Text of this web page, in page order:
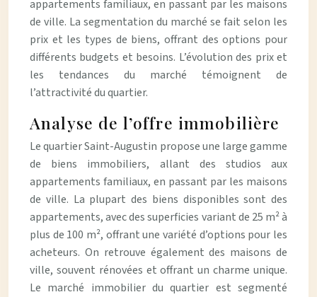
appartements familiaux, en passant par les maisons
de ville. La segmentation du marché se fait selon les
prix et les types de biens, offrant des options pour
différents budgets et besoins. L’évolution des prix et
les tendances du marché témoignent de
l’attractivité du quartier.
Analyse de l’offre immobilière
Le quartier Saint-Augustin propose une large gamme
de biens immobiliers, allant des studios aux
appartements familiaux, en passant par les maisons
de ville. La plupart des biens disponibles sont des
appartements, avec des superficies variant de 25 m² à
plus de 100 m², offrant une variété d’options pour les
acheteurs. On retrouve également des maisons de
ville, souvent rénovées et offrant un charme unique.
Le marché immobilier du quartier est segmenté